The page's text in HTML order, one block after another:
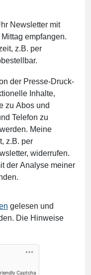
Newsletter mit
empfangen.
z.B. per
der Presse-Druck-
Inhalte,
zu Abos und
Telefon zu
Meine
z.B. per
widerrufen.
der Analyse meiner
gelesen und
Die Hinweise
Captcha